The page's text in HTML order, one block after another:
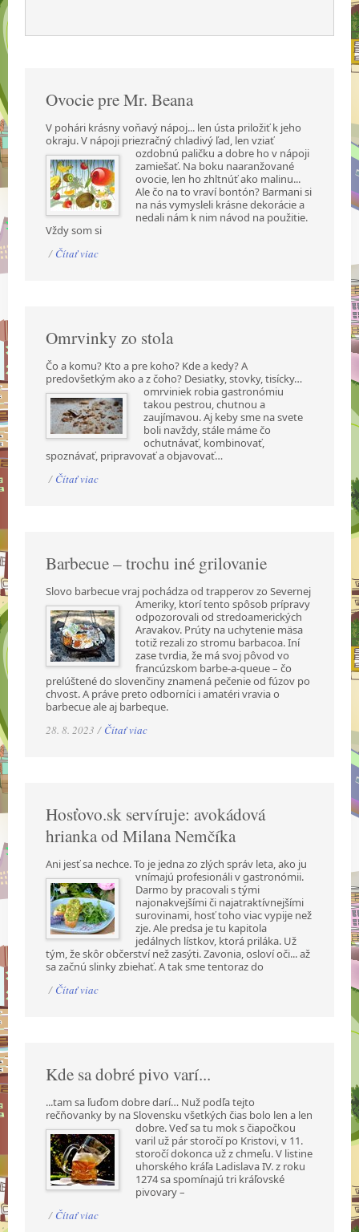
Ovocie pre Mr. Beana
V pohári krásny voňavý nápoj... len ústa priložiť k jeho
okraju. V nápoji priezračný chladivý ľad, len vziať
ozdobnú paličku a dobre ho v nápoji
zamiešať. Na boku naaranžované
ovocie, len ho zhltnúť ako malinu...
Ale čo na to vraví bontón? Barmani si
na nás vymysleli krásne dekorácie a
nedali nám k nim návod na použitie.
Vždy som si
/ Čítať viac
Omrvinky zo stola
Čo a komu? Kto a pre koho? Kde a kedy? A
predovšetkým ako a z čoho? Desiatky, stovky,tisícky…
omrviniek robia gastronómiu
takou pestrou, chutnou a
zaujímavou. Aj keby sme na svete
boli navždy, stále máme čo
ochutnávať, kombinovať,
spoznávať, pripravovať a objavovať…
/ Čítať viac
Barbecue – trochu iné grilovanie
Slovo barbecue vraj pochádza od trapperov zo Severnej
Ameriky, ktorí tento spôsob prípravy
odpozorovali od stredoamerických
Aravakov. Prúty na uchytenie mäsa
totiž rezali zo stromu barbacoa. Iní
zase tvrdia, že má svoj pôvod vo
francúzskom barbe-a-queue – čo
prelúštené do slovenčiny znamená pečenie od fúzov po
chvost. A práve preto odborníci i amatéri vravia o
barbecue ale aj barbeque.
28. 8. 2023 / Čítať viac
Hosťovo.sk servíruje: avokádová
hrianka od Milana Nemčíka
Ani jesť sa nechce. To je jedna zo zlých správ leta, ako ju
vnímajú profesionáli v gastronómii.
Darmo by pracovali s tými
najonakvejšími či najatraktívnejšími
surovinami, hosť toho viac vypije než
zje. Ale predsa je tu kapitola
jedálnych lístkov, ktorá priláka. Už
tým, že skôr občerství než zasýti. Zavonia, osloví oči... až
sa začnú slinky zbiehať. A tak sme tentoraz do
/ Čítať viac
Kde sa dobré pivo varí...
...tam sa ľuďom dobre darí… Nuž podľa tejto
rečňovanky by na Slovensku všetkých čias bolo len a len
dobre. Veď sa tu mok s čiapočkou
varil už pár storočí po Kristovi, v 11.
storočí dokonca už z chmeľu. V listine
uhorského kráľa Ladislava IV. z roku
1274 sa spomínajú tri kráľovské
pivovary –
/ Čítať viac